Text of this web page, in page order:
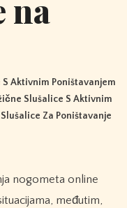
na
Aktivnim Poništavanjem
Slušalice S Aktivnim
Za Poništavanje
međutim,